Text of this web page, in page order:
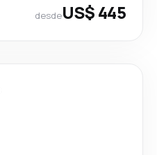
desdeUS$ 445